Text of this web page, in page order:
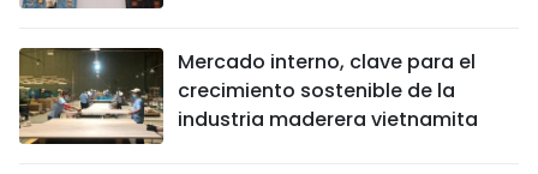
Mercado interno, clave para el
crecimiento sostenible de la
industria maderera vietnamita